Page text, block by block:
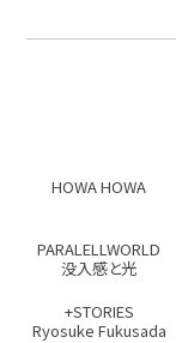
HOWA HOWA
PARALELLWORLD
没入感と光
+STORIES
Ryosuke Fukusada